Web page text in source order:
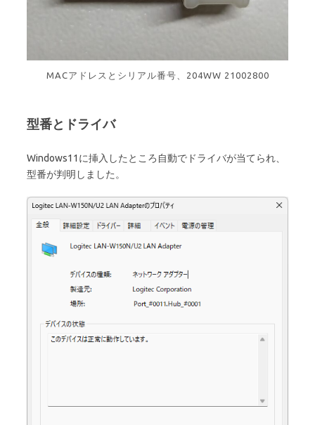
MACアドレスとシリアル番号、204WW 21002800
型番とドライバ
Windows11に挿入したところ自動でドライバが当てられ、
型番が判明しました。